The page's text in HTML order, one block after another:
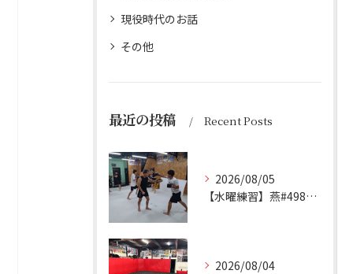
現役時代のお話
その他
最近の投稿 Recent Posts
2026/08/05
【水曜練習】燕#4984見附#492
2026/08/04